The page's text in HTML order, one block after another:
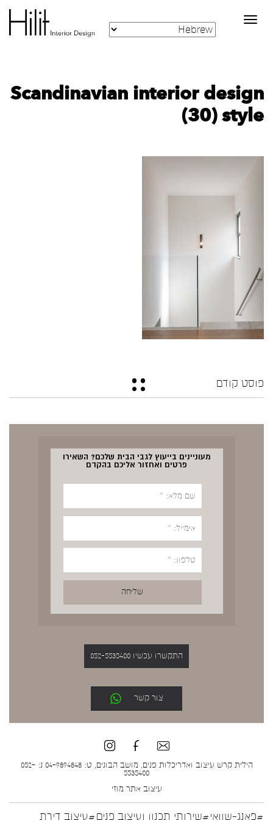
Toggle
navigation
‪Scandinavian interior design
style‬‏ (30)
פוסט קודם
מעוניינים בייעוץ לגבי הבית שלכם? השאירו
פרטים ואחזור אליכם בהקדם
התקשרו עכשיו 052-5535400
צור קשר
הילית קרש עיצוב ואדריכלות פנים, מושב הבונים, ט: 04-9894848 נ: 052-
5535400
עיצוב אתר מוזי
#פאנג-שוואי#שירותי תכנון ועיצוב פנים#עיצוב דירת